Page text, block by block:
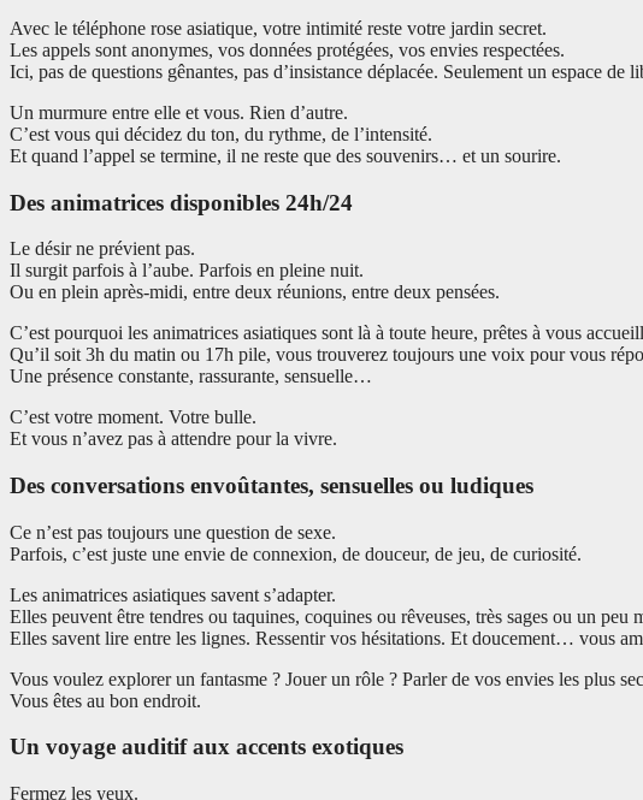
Avec le téléphone rose asiatique, votre intimité reste votre jardin secret.
Les appels sont anonymes, vos données protégées, vos envies respectées.
Ici, pas de questions gênantes, pas d’insistance déplacée. Seulement un espace de
Un murmure entre elle et vous. Rien d’autre.
C’est vous qui décidez du ton, du rythme, de l’intensité.
Et quand l’appel se termine, il ne reste que des souvenirs… et un sourire.
Des animatrices disponibles 24h/24
Le désir ne prévient pas.
Il surgit parfois à l’aube. Parfois en pleine nuit.
Ou en plein après-midi, entre deux réunions, entre deux pensées.
C’est pourquoi les animatrices asiatiques sont là à toute heure, prêtes à vous
Qu’il soit 3h du matin ou 17h pile, vous trouverez toujours une voix pour vous
Une présence constante, rassurante, sensuelle…
C’est votre moment. Votre bulle.
Et vous n’avez pas à attendre pour la vivre.
Des conversations envoûtantes, sensuelles ou ludiques
Ce n’est pas toujours une question de sexe.
Parfois, c’est juste une envie de connexion, de douceur, de jeu, de curiosité.
Les animatrices asiatiques savent s’adapter.
Elles peuvent être tendres ou taquines, coquines ou rêveuses, très sages ou un peu
Elles savent lire entre les lignes. Ressentir vos hésitations. Et doucement… vous
Vous voulez explorer un fantasme ? Jouer un rôle ? Parler de vos envies les plus
Vous êtes au bon endroit.
Un voyage auditif aux accents exotiques
Fermez les yeux.